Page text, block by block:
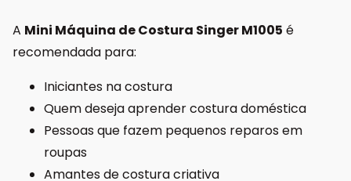
A Mini Máquina de Costura Singer M1005 é
recomendada para:
Iniciantes na costura
Quem deseja aprender costura doméstica
Pessoas que fazem pequenos reparos em
roupas
Amantes de costura criativa